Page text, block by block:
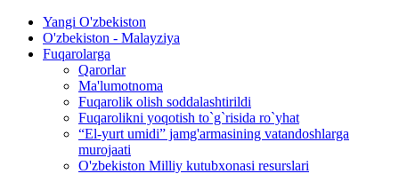
Yangi O'zbekiston
O'zbekiston - Malayziya
Fuqarolarga
Qarorlar
Ma'lumotnoma
Fuqarolik olish soddalashtirildi
Fuqarolikni yoqotish to`g`risida ro`yhat
“El-yurt umidi” jamg'armasining vatandoshlarga
murojaati
O'zbekiston Milliy kutubxonasi resurslari